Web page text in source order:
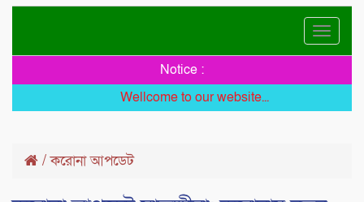
Toggle
Notice :
Wellcome to our website...
/করোনা আপডেট